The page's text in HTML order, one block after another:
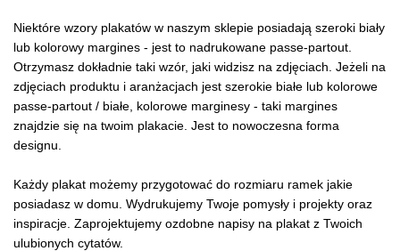
Niektóre wzory plakatów w naszym sklepie posiadają szeroki biały
lub kolorowy margines - jest to nadrukowane passe-partout.
Otrzymasz dokładnie taki wzór, jaki widzisz na zdjęciach. Jeżeli na
zdjęciach produktu i aranżacjach jest szerokie białe lub kolorowe
passe-partout / białe, kolorowe marginesy - taki margines
znajdzie się na twoim plakacie. Jest to nowoczesna forma
designu.
Każdy plakat możemy przygotować do rozmiaru ramek jakie
posiadasz w domu. Wydrukujemy Twoje pomysły i projekty oraz
inspiracje. Zaprojektujemy ozdobne napisy na plakat z Twoich
ulubionych cytatów.